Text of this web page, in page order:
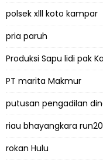
polsek xlll koto kampar
pria paruh
Produksi Sapu lidi pak
PT marita Makmur
putusan pengadilan
riau bhayangkara
rokan Hulu